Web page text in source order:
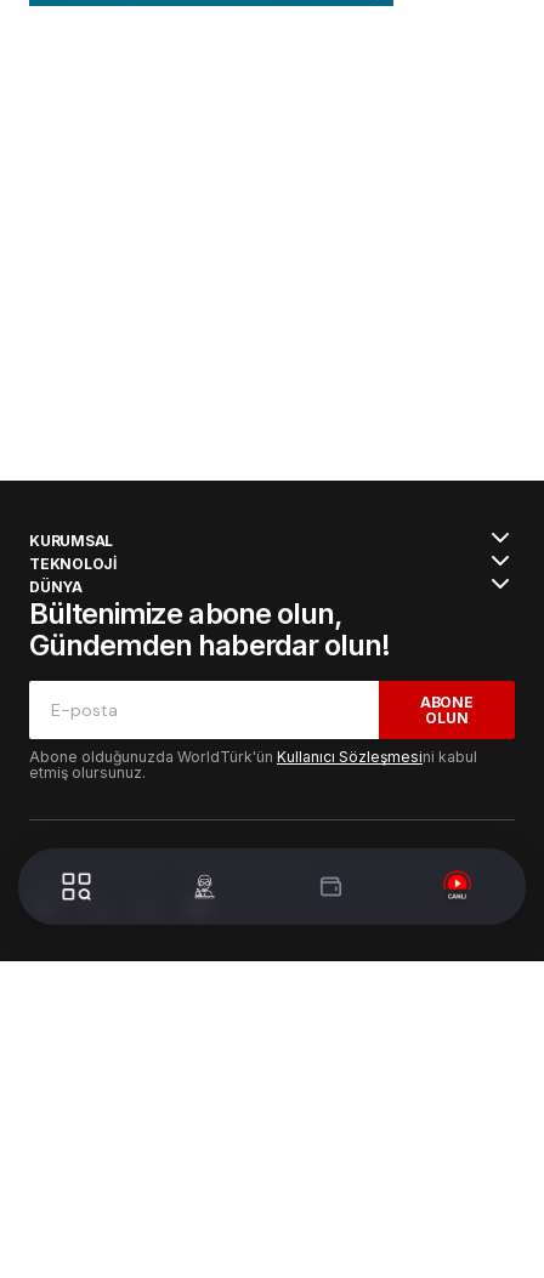
KURUMSAL
TEKNOLOJİ
DÜNYA
Bültenimize abone olun,
Gündemden haberdar olun!
ABONE
OLUN
Abone olduğunuzda WorldTürk'ün Kullanıcı Sözleşmesini kabul
etmiş olursunuz.
© 2024 WorldTurk. Tüm Hakları Saklıdır. - Tasarım & Geliştirme :
Volion's